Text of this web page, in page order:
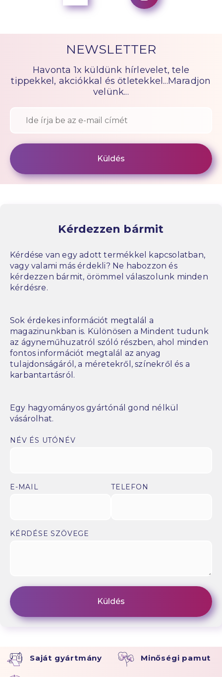
NEWSLETTER
Havonta 1x küldünk hírlevelet, tele
tippekkel, akciókkal és ötletekkel...Maradjon
velünk...
Kérdezzen bármit
Kérdése van egy adott termékkel kapcsolatban,
vagy valami más érdekli? Ne habozzon és
kérdezzen bármit, örömmel válaszolunk minden
kérdésre.
Sok érdekes információt megtalál a
magazinunkban is. Különösen a Mindent tudunk
az ágyneműhuzatról szóló részben, ahol minden
fontos információt megtalál az anyag
tulajdonságáról, a méretekről, színekről és a
karbantartásról.
Egy hagyományos gyártónál gond nélkül
vásárolhat.
NÉV ÉS UTÓNÉV
E-MAIL TELEFON
KÉRDÉSE SZÖVEGE
Saját gyártmány Minőségi pamut